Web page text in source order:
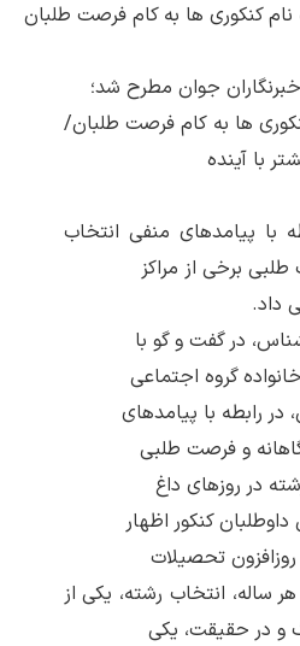
جوان مطرح شد؛
ها به کام فرصت طلبان/
با آینده
با پیامدهای منفی انتخاب
برخی از مراکز
داد.
در گفت و گو با
گروه اجتماعی
در رابطه با پیامدهای
و فرصت طلبی
در روزهای داغ
کنکور اظهار
تحصیلات
ساله، انتخاب رشته، یکی از
و در حقیقت، یکی